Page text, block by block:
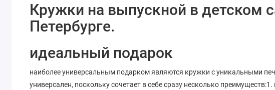
Кружки на выпускной в детском
Петербурге.
идеальный подарок
наиболее универсальным подарком являются кружки с уникальными
универсален, поскольку сочетает в себе сразу несколько